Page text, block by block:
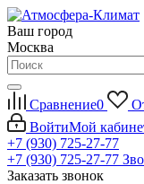
Ваш город
Москва
Сравнение0
ВойтиМой
+7 (930) 725-27-77
+7 (930) 725-27-77
Заказать звонок